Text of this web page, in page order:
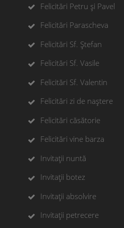
Felicitări Petru și Pavel
Felicitări Parascheva
Felicitări Sf. Ștefan
Felicitări Sf. Vasile
Felicitări Sf. Valentin
Felicitări zi de naștere
Felicitări căsătorie
Felicitări vine barza
Invitații nuntă
Invitații botez
Invitații absolvire
Invitații petrecere